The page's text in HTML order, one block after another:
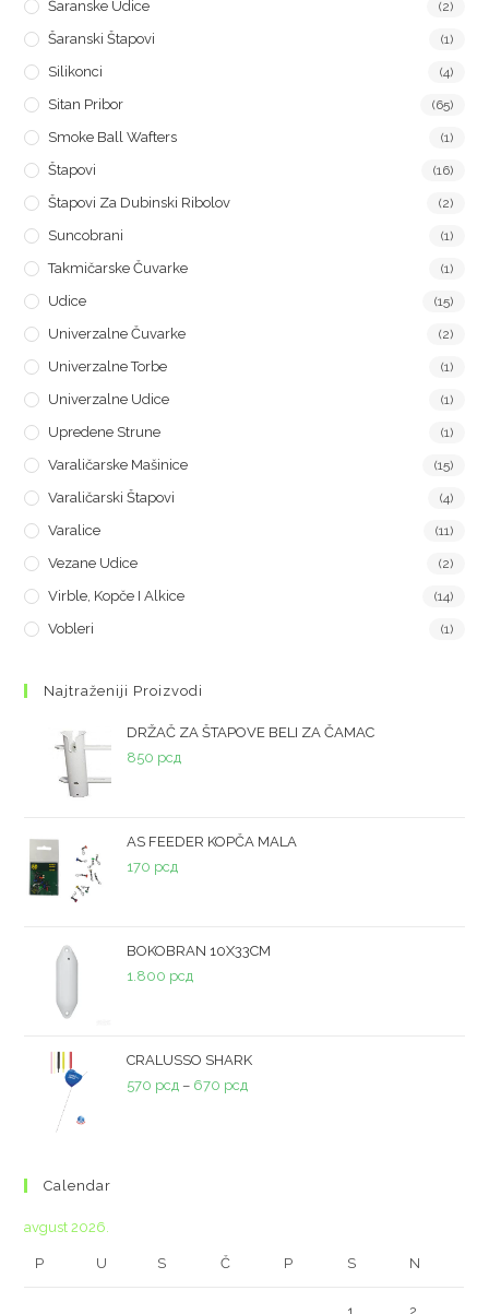
Šaranske Udice (2)
Šaranski Štapovi (1)
Silikonci (4)
Sitan Pribor (65)
Smoke Ball Wafters (1)
Štapovi (16)
Štapovi Za Dubinski Ribolov (2)
Suncobrani (1)
Takmičarske Čuvarke (1)
Udice (15)
Univerzalne Čuvarke (2)
Univerzalne Torbe (1)
Univerzalne Udice (1)
Upredene Strune (1)
Varaličarske Mašinice (15)
Varaličarski Štapovi (4)
Varalice (11)
Vezane Udice (2)
Virble, Kopče I Alkice (14)
Vobleri (1)
Najtraženiji Proizvodi
DRŽAČ ZA ŠTAPOVE BELI ZA ČAMAC
850 рсд
AS FEEDER KOPČA MALA
170 рсд
BOKOBRAN 10X33CM
1.800 рсд
CRALUSSO SHARK
570 рсд – 670 рсд
Calendar
avgust 2026.
P U S Č P S N